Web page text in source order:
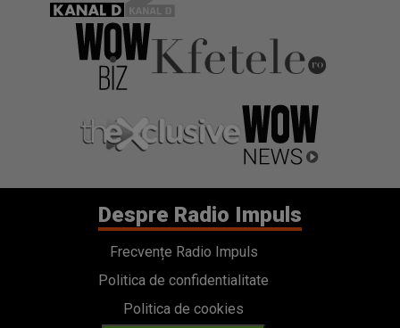
Despre Radio Impuls
Frecvențe Radio Impuls
Politica de confidentialitate
Politica de cookies